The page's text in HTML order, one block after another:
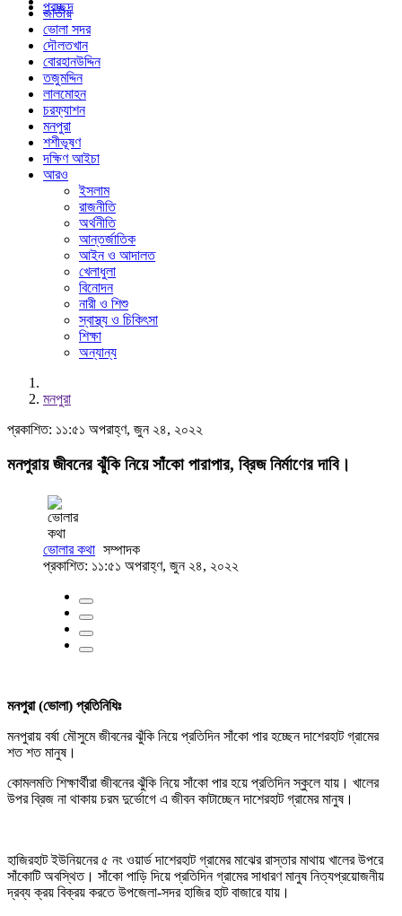
প্রচ্ছদ
জাতীয়
ভোলা সদর
দৌলতখান
বোরহানউদ্দিন
তজুমদ্দিন
লালমোহন
চরফ্যাশন
মনপুরা
শশীভূষণ
দক্ষিণ আইচা
আরও
ইসলাম
রাজনীতি
অর্থনীতি
আন্তর্জাতিক
আইন ও আদালত
খেলাধুলা
বিনোদন
নারী ও শিশু
স্বাস্থ্য ও চিকিৎসা
শিক্ষা
অন্যান্য
মনপুরা
প্রকাশিত: ১১:৫১ অপরাহ্ণ, জুন ২৪, ২০২২
মনপুরায় জীবনের ঝুঁকি নিয়ে সাঁকো পারাপার, ব্রিজ নির্মাণের দাবি।
ভোলার কথা সম্পাদক
প্রকাশিত: ১১:৫১ অপরাহ্ণ, জুন ২৪, ২০২২
মনপুরা (ভোলা) প্রতিনিধিঃ
মনপুরায় বর্ষা মৌসুমে জীবনের ঝুঁকি নিয়ে প্রতিদিন সাঁকো পার হচ্ছেন দাশেরহাট গ্রামের
শত শত মানুষ।
কোমলমতি শিক্ষার্থীরা জীবনের ঝুঁকি নিয়ে সাঁকো পার হয়ে প্রতিদিন স্কুলে যায়। খালের
উপর ব্রিজ না থাকায় চরম দুর্ভোগে এ জীবন কাটাচ্ছেন দাশেরহাট গ্রামের মানুষ।
হাজিরহাট ইউনিয়নের ৫ নং ওয়ার্ড দাশেরহাট গ্রামের মাঝের রাস্তার মাথায় খালের উপরে
সাঁকোটি অবস্থিত। সাঁকো পাড়ি দিয়ে প্রতিদিন গ্রামের সাধারণ মানুষ নিত্যপ্রয়োজনীয়
দ্রব্য ক্রয় বিক্রয় করতে উপজেলা-সদর হাজির হাট বাজারে যায়।